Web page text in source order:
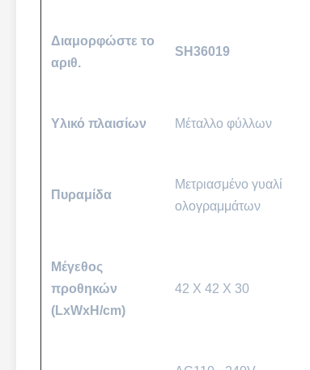
Διαμορφώστε το
αριθ.
SH36019
Υλικό πλαισίων Μέταλλο φύλλων
Πυραμίδα
Μετριασμένο γυαλί
ολογραμμάτων
Μέγεθος
προθηκών
(LxWxH/cm)
42 X 42 X 30